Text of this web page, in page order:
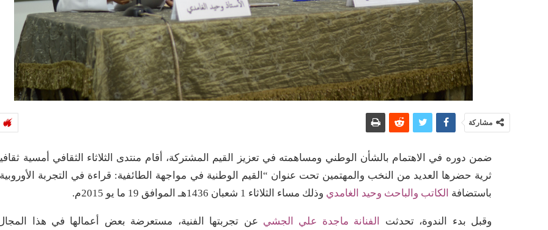
مشاركة
ضمن دوره في الاهتمام بالشأن الوطني ومساهمته في تعزيز القيم المشتركة، أقام منتدى الثلاثاء الثقافي أمسية
ثرية حضرها العديد من النخب والمهتمين تحت عنوان “القيم الوطنية في مواجهة الطائفية: قراءة في التجربة
باستضافة الكاتب والباحث وحيد الغامدي وذلك مساء الثلاثاء 1 شعبان 1436هـ الموافق 19 ما يو 2015م.
وقبل بدء الندوة، تحدثت الفنانة ماجدة علي الجشي عن تجربتها الفنية، مستعرضة بعض أعمالها في هذا